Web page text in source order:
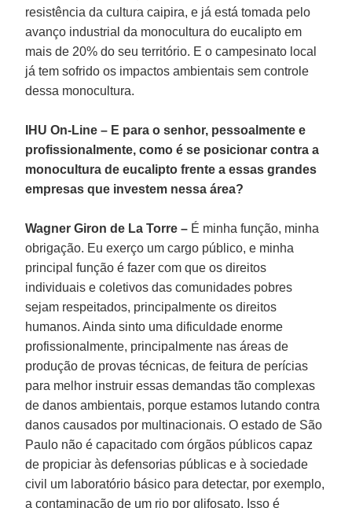
resistência da cultura caipira, e já está tomada pelo
avanço industrial da monocultura do eucalipto em
mais de 20% do seu território. E o campesinato local
já tem sofrido os impactos ambientais sem controle
dessa monocultura.
IHU On-Line – E para o senhor, pessoalmente e
profissionalmente, como é se posicionar contra a
monocultura de eucalipto frente a essas grandes
empresas que investem nessa área?
Wagner Giron de La Torre – É minha função, minha
obrigação. Eu exerço um cargo público, e minha
principal função é fazer com que os direitos
individuais e coletivos das comunidades pobres
sejam respeitados, principalmente os direitos
humanos. Ainda sinto uma dificuldade enorme
profissionalmente, principalmente nas áreas de
produção de provas técnicas, de feitura de perícias
para melhor instruir essas demandas tão complexas
de danos ambientais, porque estamos lutando contra
danos causados por multinacionais. O estado de São
Paulo não é capacitado com órgãos públicos capaz
de propiciar às defensorias públicas e à sociedade
civil um laboratório básico para detectar, por exemplo,
a contaminação de um rio por glifosato. Isso é